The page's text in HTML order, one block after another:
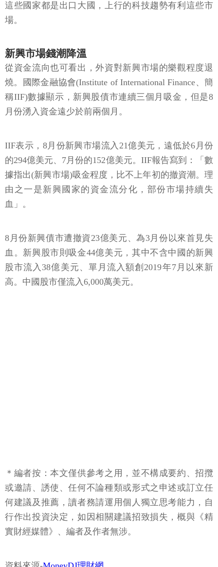
這些國家都是出口大國，上行的科技趨勢有利這些市
場。
新興市場錢潮降溫
從資金流向也可看出，外資對新興市場的樂觀程度退
燒。國際金融協會(Institute of International Finance、簡
稱IIF)數據顯示，新興股債市連續三個月吸金，但是8
月份湧入資金遠少於前兩個月。
IIF表示，8月份新興市場流入21億美元，遠低於6月份
的294億美元、7月份的152億美元。IIF報告寫到：「數
據指出(新興市場)吸金程度，比不上年初的撤資潮。理
由之一是新興國家的資金流分化，部份市場持續失
血」。
8月份新興債市遭撤資23億美元、為3月份以來首見失
血。新興股市則吸金44億美元，其中不含中國的新興
股市流入38億美元、單月流入額創2019年7月以來新
高。中國股市僅流入6,000萬美元。
＊編者按：本文僅供參考之用，並不構成要約、招攬
或邀請、誘使、任何不論種類或形式之申述或訂立任
何建議及推薦，讀者務請運用個人獨立思考能力，自
行作出投資決定，如因相關建議招致損失，概與《精
實財經媒體》、編者及作者無涉。